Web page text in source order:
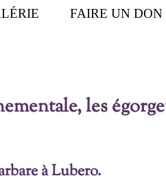
FAIRE UN DON
les
à Lubero.